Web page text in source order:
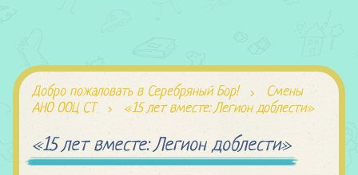
Добро пожаловать в Серебряный Бор!
Смены
АНО ООЦ СТ
«15 лет вместе: Легион доблести»
«15 лет вместе: Легион доблести»